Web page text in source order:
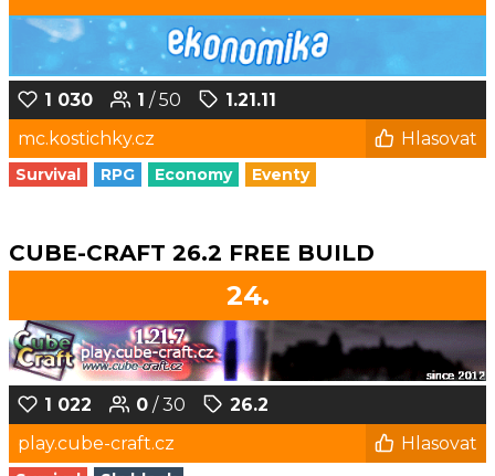
1 030 1 / 50
1.21.11
mc.kostichky.cz
Hlasovat
Survival RPG Economy Eventy
CUBE-CRAFT 26.2 FREE BUILD
24.
1 022 0 / 30
26.2
play.cube-craft.cz
Hlasovat